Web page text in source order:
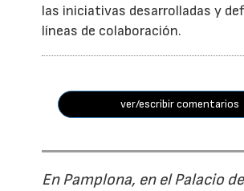
las iniciativas desarrolladas y
líneas de colaboración.
ver/escribir comentarios
En Pamplona, en el Palacio de